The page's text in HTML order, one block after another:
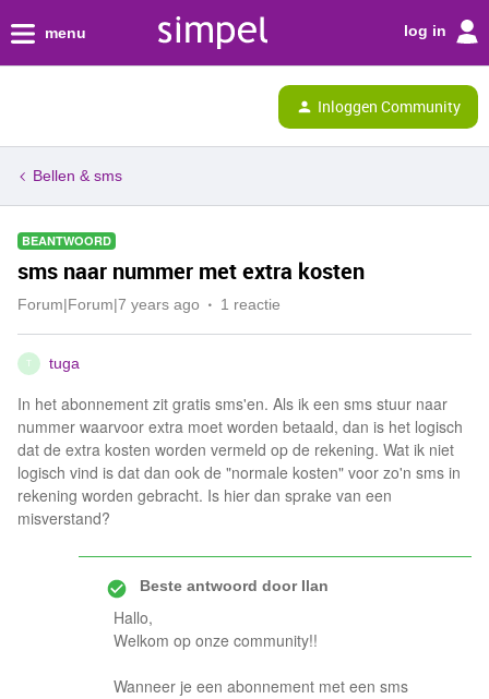
menu log in
Inloggen Community
Bellen & sms
BEANTWOORD
sms naar nummer met extra kosten
Forum|Forum|7 years ago 1 reactie
T tuga
In het abonnement zit gratis sms'en. Als ik een sms stuur naar
nummer waarvoor extra moet worden betaald, dan is het logisch
dat de extra kosten worden vermeld op de rekening. Wat ik niet
logisch vind is dat dan ook de "normale kosten" voor zo'n sms in
rekening worden gebracht. Is hier dan sprake van een
misverstand?
Beste antwoord doorIlan
Hallo,
Welkom op onze community!!
Wanneer je een abonnement met een sms